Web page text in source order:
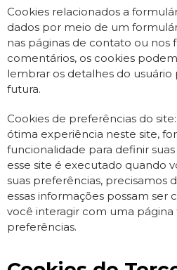
Cookies relacionados a
dados por meio de um
nas páginas de contato ou nos
comentários, os cookies
lembrar os detalhes do
futura.
Cookies de preferências do
ótima experiência neste site,
funcionalidade para definir
esse site é executado quando
suas preferências, precisamos
essas informações possam ser
você interagir com uma página
preferências.